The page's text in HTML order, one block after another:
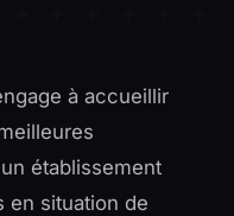
à accueillir
établissement
en situation de